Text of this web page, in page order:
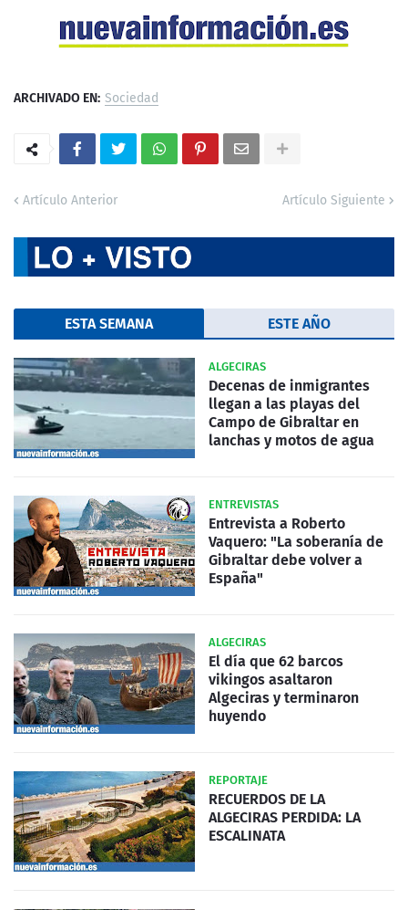
ARCHIVADO EN: Sociedad
Artículo Anterior Artículo Siguiente
ESTA SEMANA ESTE AÑO
ALGECIRAS
Decenas de inmigrantes
llegan a las playas del
Campo de Gibraltar en
lanchas y motos de agua
ENTREVISTAS
Entrevista a Roberto
Vaquero: "La soberanía de
Gibraltar debe volver a
España"
ALGECIRAS
El día que 62 barcos
vikingos asaltaron
Algeciras y terminaron
huyendo
REPORTAJE
RECUERDOS DE LA
ALGECIRAS PERDIDA: LA
ESCALINATA